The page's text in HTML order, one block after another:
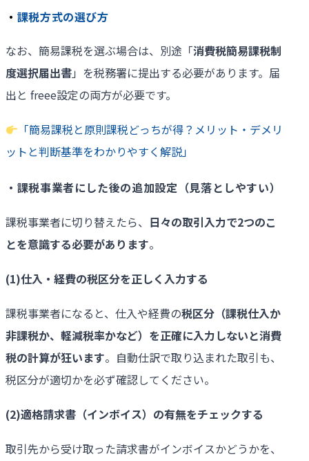
・ 課税方式の選び方
なお、簡易課税を選ぶ場合は、別途「消費税簡易課税制
度選択届出書」を税務署に提出する必要があります。届
出と freee設定の両方が必要です。
「簡易課税と原則課税どっちが得？メリット・デメリ
ットと判断基準をわかりやすく解説」
・課税事業者にした後の追加設定（見落としやすい）
課税事業者に切り替えたら、 日々の取引入力で2つのこ
とを意識する必要があります。
(1)仕入・経費の税区分を正しく入力する
課税事業者になると、仕入や経費の税区分（課税仕入か
非課税か、軽減税率かなど）を正確に入力しないと消費
税の計算が狂います。自動仕訳で取り込まれた取引も、
税区分が適切かを必ず確認してください。
(2)適格請求書（インボイス）の有無をチェックする
取引先から受け取った請求書がインボイスかどうかを、